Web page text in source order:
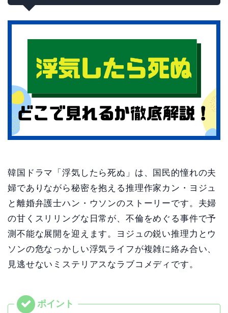
韓国ドラマ「浮気したら死ぬ」は、国民的憧れの夫
婦でありながら秘密を抱える推理作家カン・ヨジュ
と離婚弁護士ハン・ウソンのストーリーです。夫婦
の甘くスリリングな日常が、不倫をめぐる事件で予
測不能な展開を迎えます。ヨジュの鋭い推理力とウ
ソンの危なっかしい浮気ライフが複雑に絡み合い、
見逃せないミステリアスなラブコメディです。